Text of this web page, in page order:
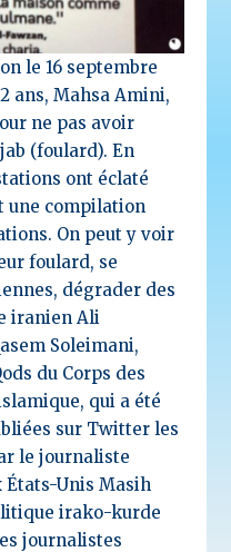
le 16 septembre
ans, Mahsa Amini,
ne pas avoir
(foulard). En
ont éclaté
une compilation
On peut y voir
foulard, se
dégrader des
iranien Ali
Soleimani,
du Corps des
qui a été
sur Twitter les
le journaliste
États-Unis Masih
irako-kurde
journalistes